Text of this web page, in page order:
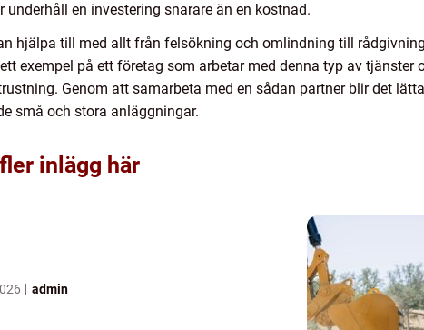
en investering snarare än en kostnad.
hjälpa till med allt från felsökning och omlindning till
exempel på ett företag som arbetar med denna typ av tjänster
Genom att samarbeta med en sådan partner blir det
små och stora anläggningar.
inlägg här
admin